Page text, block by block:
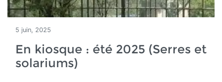
5 juin, 2025
En kiosque : été 2025 (Serres et
solariums)